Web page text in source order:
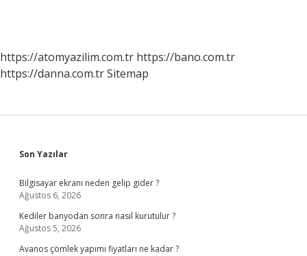
https://atomyazilim.com.tr https://bano.com.tr
https://danna.com.trSitemap
Sidebar
Son Yazılar
Bilgisayar ekranı neden gelip gider ?
Ağustos 6, 2026
Kediler banyodan sonra nasıl kurutulur ?
Ağustos 5, 2026
Avanos çömlek yapımı fiyatları ne kadar ?